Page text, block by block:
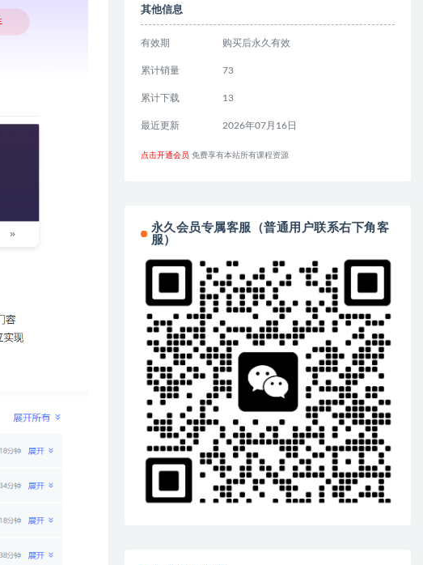
其他信息
有效期 购买后永久有效
累计销量 73
累计下载 13
最近更新 2026年07月16日
点击开通会员 免费享有本站所有课程资源
永久会员专属客服（普通用户联系右下角客
服）